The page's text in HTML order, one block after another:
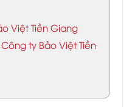
Việt Tiền Giang
ty Bảo Việt Tiền